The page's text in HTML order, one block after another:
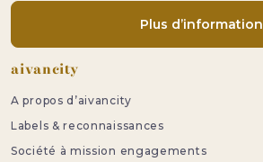
Plus d’information
Pied de page
aivancity
A propos d’aivancity
Labels & reconnaissances
Société à mission engagements